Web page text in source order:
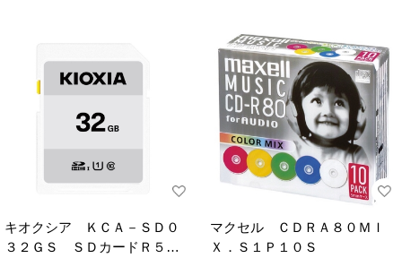
キオクシア ＫＣＡ－ＳＤ０
３２ＧＳ ＳＤカードＲ５
マクセル ＣＤＲＡ８０ＭＩ
Ｘ．Ｓ１Ｐ１０Ｓ